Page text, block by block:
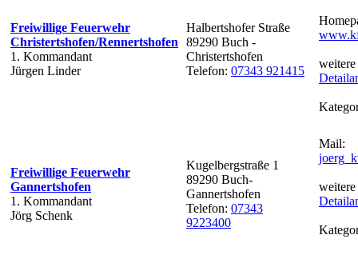
Freiwillige Feuerwehr
Christertshofen/Rennertshofen
1. Kommandant
Jürgen Linder
Halbertshofer Straße
89290 Buch -
Christertshofen
Telefon: 07343 921415
Freiwillige Feuerwehr
Gannertshofen
1. Kommandant
Jörg Schenk
Kugelbergstraße 1
89290 Buch-
Gannertshofen
Telefon: 07343
9223400
Mail: